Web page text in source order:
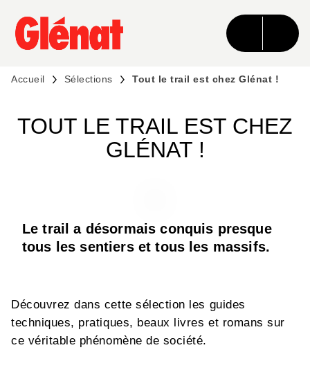
MENU RECHERCHE CONTENU
PIED DE PAGE
Accueil Sélections Tout le trail est chez Glénat !
TOUT LE TRAIL EST CHEZ
GLÉNAT !
Le trail a désormais conquis presque
tous les sentiers et tous les massifs.
Découvrez dans cette sélection les guides
techniques, pratiques, beaux livres et romans sur
ce véritable phénomène de société.